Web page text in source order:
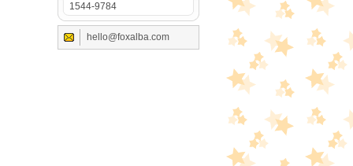
1544-9784
hello@foxalba.com